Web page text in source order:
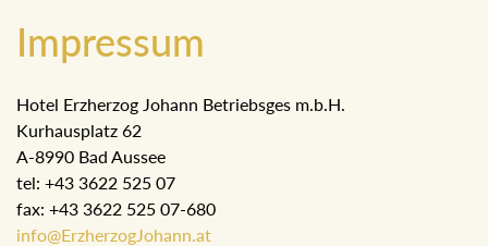
Impressum
Hotel Erzherzog Johann Betriebsges m.b.H.
Kurhausplatz 62
A-8990 Bad Aussee
tel: +43 3622 525 07
fax: +43 3622 525 07-680
info@ErzherzogJohann.at